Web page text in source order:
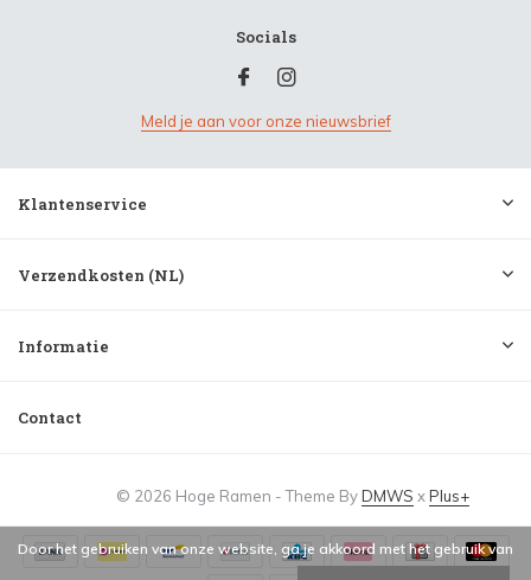
Socials
Meld je aan voor onze nieuwsbrief
Klantenservice
Verzendkosten (NL)
Informatie
Contact
© 2026 Hoge Ramen - Theme ByDMWS xPlus+
Door het gebruiken van onze website, ga je akkoord met het gebruik van